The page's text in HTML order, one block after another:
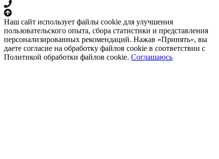
Наш сайт использует файлы cookie для улучшения
пользовательского опыта, сбора статистики и представления
персонализированных рекомендаций. Нажав «Принять», вы
даете согласие на обработку файлов cookie в соответствии с
Политикой обработки файлов cookie. Соглашаюсь